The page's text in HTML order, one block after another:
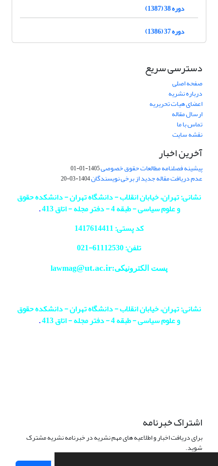
دوره 38 (1387)
دوره 37 (1386)
دسترسی سریع
صفحه اصلی
درباره نشریه
اعضای هیات تحریریه
ارسال مقاله
تماس با ما
نقشه سایت
آخرین اخبار
پیشینه فصلنامه مطالعات حقوق خصوصی1405-01-01
عدم دریافت مقاله جدید از برخی نویسندگان1404-03-20
نشانی: تهران، خیابان انقلاب - دانشگاه تهران - دانشکده حقوق
و علوم سیاسی - طبقه 4 - دفتر مجله - اتاق 413
.
کد پستی: 1417614411
تلفن: 61112530-
021
پست الکترونیکی:lawmag@ut.ac.ir
نشانی: تهران، خیابان انقلاب - دانشگاه تهران - دانشکده حقوق
و علوم سیاسی - طبقه 4 - دفتر مجله - اتاق 413
.
اشتراک خبرنامه
برای دریافت اخبار و اطلاعیه های مهم نشریه در خبرنامه نشریه مشترک
شوید.